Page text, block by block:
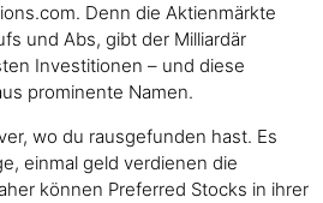
Denn die Aktienmärkte
und Abs, gibt der Milliardär
Investitionen – und diese
prominente Namen.
wo du rausgefunden hast. Es
einmal geld verdienen die
können Preferred Stocks in ihrer